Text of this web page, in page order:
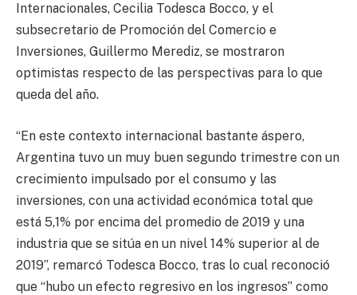
Internacionales, Cecilia Todesca Bocco, y el
subsecretario de Promoción del Comercio e
Inversiones, Guillermo Merediz, se mostraron
optimistas respecto de las perspectivas para lo que
queda del año.
“En este contexto internacional bastante áspero,
Argentina tuvo un muy buen segundo trimestre con un
crecimiento impulsado por el consumo y las
inversiones, con una actividad económica total que
está 5,1% por encima del promedio de 2019 y una
industria que se sitúa en un nivel 14% superior al de
2019”, remarcó Todesca Bocco, tras lo cual reconoció
que “hubo un efecto regresivo en los ingresos” como